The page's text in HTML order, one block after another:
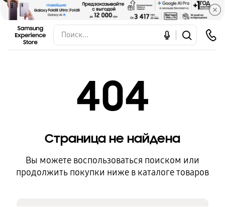
404
Страница не найдена
Вы можете воспользоваться поиском или
продолжить покупки ниже в каталоге товаров